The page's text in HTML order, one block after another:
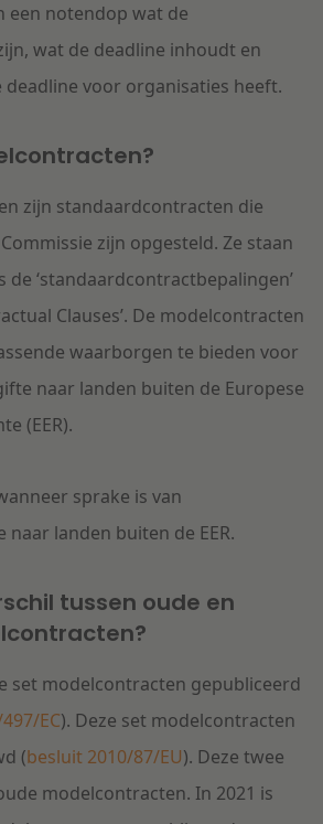
een notendop wat de
wat de deadline inhoudt en
deadline voor organisaties heeft.
zijn standaardcontracten die
zijn opgesteld. Ze staan
de ‘standaardcontractbepalingen’
Clauses’. De modelcontracten
waarborgen te bieden voor
naar landen buiten de Europese
(EER).
sprake is van
landen buiten de EER.
tussen oude en
set modelcontracten gepubliceerd
EC). Deze set modelcontracten
(besluit 2010/87/EU). Deze twee
modelcontracten. In 2021 is